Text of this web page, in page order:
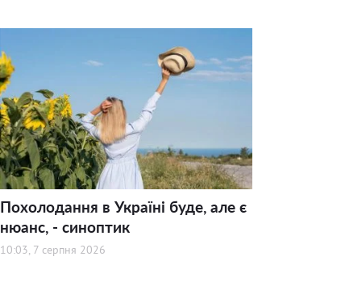
Похолодання в Україні буде, але є
нюанс, - синоптик
10:03, 7 серпня 2026